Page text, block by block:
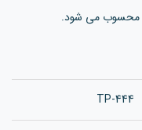
محسوب می شود.
TP-444